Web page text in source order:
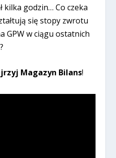
kilka godzin… Co czeka
się stopy zwrotu
GPW w ciągu ostatnich
Magazyn Bilans!